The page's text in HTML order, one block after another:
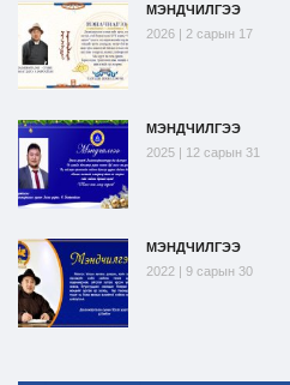
МЭНДЧИЛГЭЭ
2026 | 2 сарын 17
МЭНДЧИЛГЭЭ
2025 | 12 сарын 31
МЭНДЧИЛГЭЭ
2022 | 9 сарын 30